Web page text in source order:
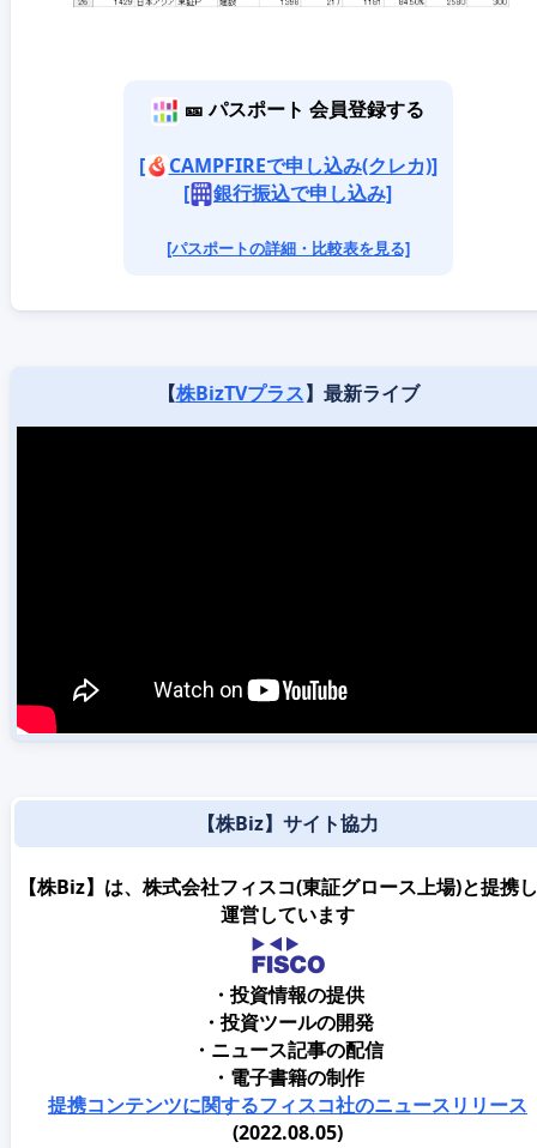
🎫 パスポート 会員登録する
[
CAMPFIREで申し込み(クレカ)]
[
銀行振込で申し込み]
[パスポートの詳細・比較表を見る]
【株BizTVプラス】最新ライブ
【株Biz】サイト協力
【株Biz】は、株式会社フィスコ(東証グロース上場)と提携
運営しています
・投資情報の提供
・投資ツールの開発
・ニュース記事の配信
・電子書籍の制作
提携コンテンツに関するフィスコ社のニュースリリース
(2022.08.05)